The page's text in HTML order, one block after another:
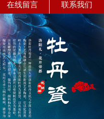
在线留言 联系我们